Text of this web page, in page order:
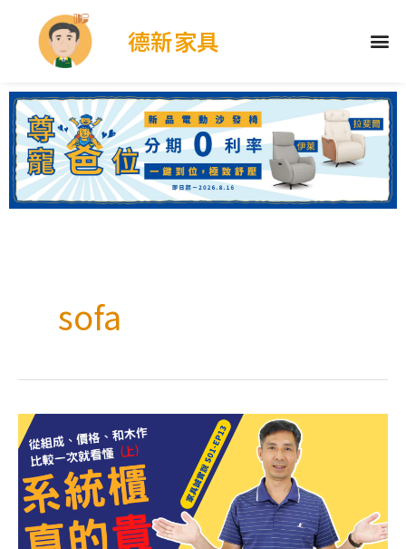
德新家具
sofa